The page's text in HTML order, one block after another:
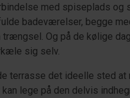
med spiseplads og
badeværelser, begge
Og på de kølige
sig selv.
terrasse det ideelle sted at
lege på den delvis